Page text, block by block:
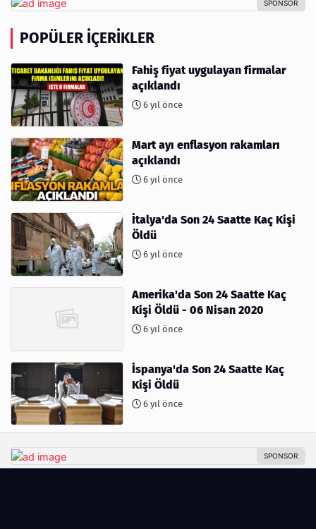
POPÜLER İÇERIKLER
Fahiş fiyat uygulayan firmalar
açıklandı
6 yıl önce
Mart ayı enflasyon rakamları
açıklandı
6 yıl önce
İtalya'da Son 24 Saatte Kaç Kişi
Öldü
6 yıl önce
Amerika'da Son 24 Saatte Kaç
Kişi Öldü - 06 Nisan 2020
6 yıl önce
İspanya'da Son 24 Saatte Kaç
Kişi Öldü
6 yıl önce